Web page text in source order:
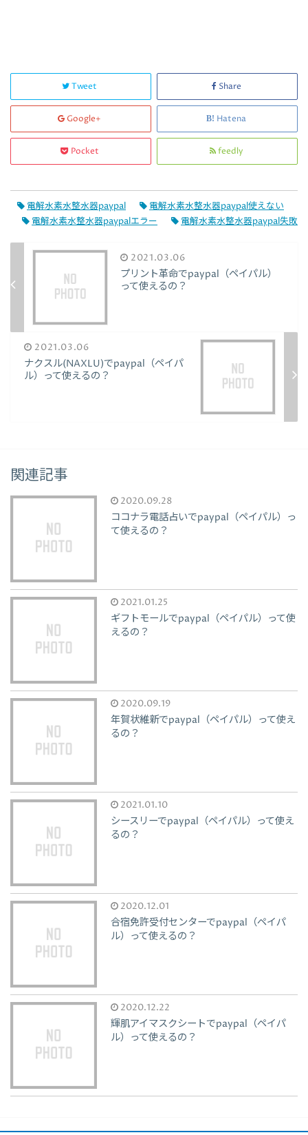
Tweet Share
Google+ Hatena
Pocket feedly
電解水素水整水器paypal
電解水素水整水器paypal使えない
電解水素水整水器paypalエラー
電解水素水整水器paypal失敗
2021.03.06
プリント革命でpaypal（ペイパル）
って使えるの？
2021.03.06
ナクスル(NAXLU)でpaypal（ペイパ
ル）って使えるの？
関連記事
2020.09.28
ココナラ電話占いでpaypal（ペイパル）っ
て使えるの？
2021.01.25
ギフトモールでpaypal（ペイパル）って使
えるの？
2020.09.19
年賀状維新でpaypal（ペイパル）って使え
るの？
2021.01.10
シースリーでpaypal（ペイパル）って使え
るの？
2020.12.01
合宿免許受付センターでpaypal（ペイパ
ル）って使えるの？
2020.12.22
輝肌アイマスクシートでpaypal（ペイパ
ル）って使えるの？